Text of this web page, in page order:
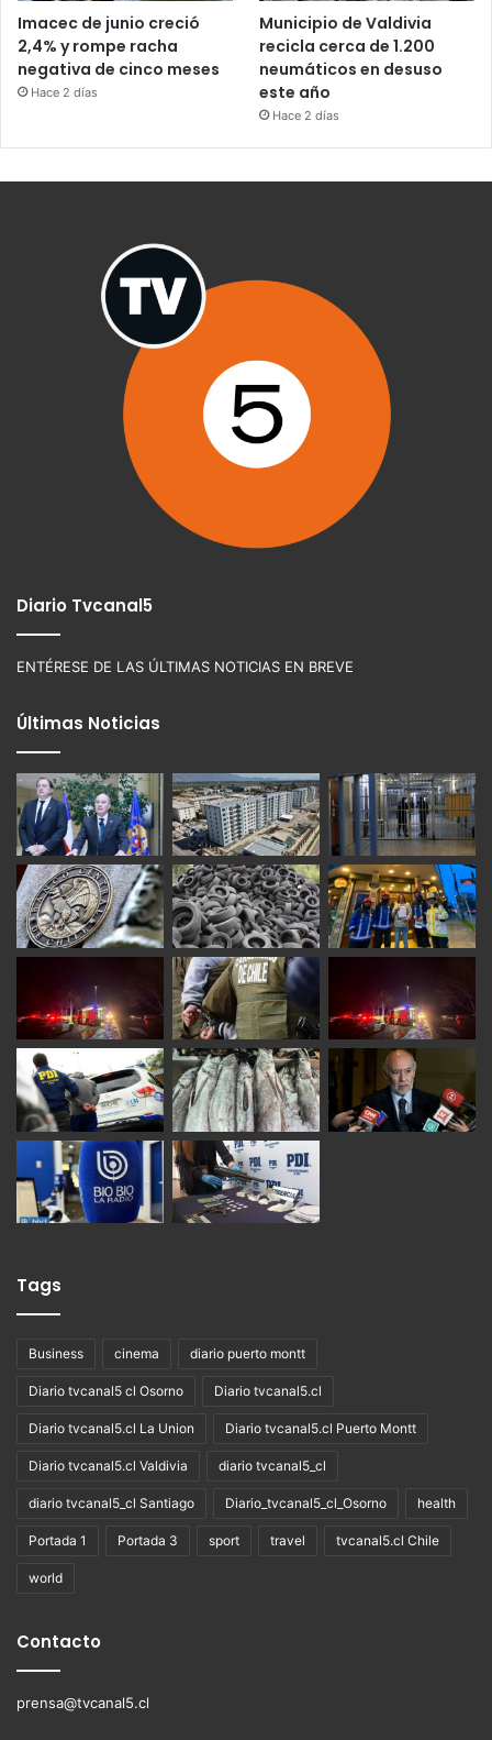
Imacec de junio creció
2,4% y rompe racha
negativa de cinco meses
Hace 2 días
Municipio de Valdivia
recicla cerca de 1.200
neumáticos en desuso
este año
Hace 2 días
Diario Tvcanal5
ENTÉRESE DE LAS ÚLTIMAS NOTICIAS EN BREVE
Últimas Noticias
Tags
Business cinema diario puerto montt
Diario tvcanal5 cl Osorno Diario tvcanal5.cl
Diario tvcanal5.cl La Union Diario tvcanal5.cl Puerto Montt
Diario tvcanal5.cl Valdivia diario tvcanal5_cl
diario tvcanal5_cl Santiago Diario_tvcanal5_cl_Osorno health
Portada 1 Portada 3 sport travel tvcanal5.cl Chile
world
Contacto
prensa@tvcanal5.cl